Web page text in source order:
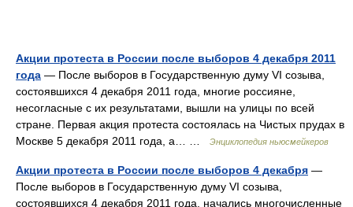
Акции протеста в России после выборов 4 декабря 2011
года — После выборов в Государственную думу VI созыва,
состоявшихся 4 декабря 2011 года, многие россияне,
несогласные с их результатами, вышли на улицы по всей
стране. Первая акция протеста состоялась на Чистых прудах в
Москве 5 декабря 2011 года, а… …
Энциклопедия ньюсмейкеров
Акции протеста в России после выборов 4 декабря —
После выборов в Государственную думу VI созыва,
состоявшихся 4 декабря 2011 года, начались многочисленные